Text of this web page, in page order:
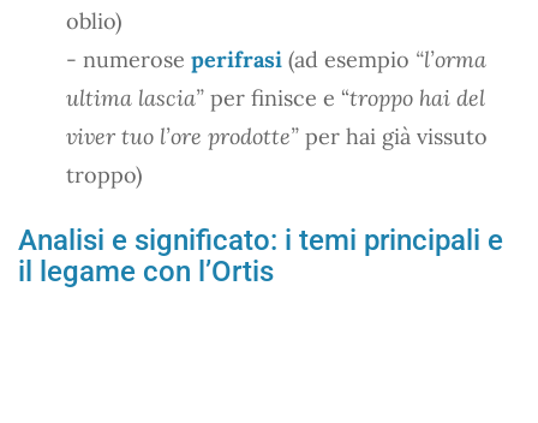
oblio)
- numerose perifrasi (ad esempio “l’orma
ultima lascia” per finisce e “troppo hai del
viver tuo l’ore prodotte” per hai già vissuto
troppo)
Analisi e significato: i temi principali e
il legame con l’Ortis